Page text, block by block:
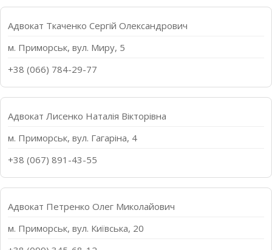
Адвокат Ткаченко Сергій Олександрович
м. Приморськ, вул. Миру, 5
+38 (066) 784-29-77
Адвокат Лисенко Наталія Вікторівна
м. Приморськ, вул. Гагаріна, 4
+38 (067) 891-43-55
Адвокат Петренко Олег Миколайович
м. Приморськ, вул. Київська, 20